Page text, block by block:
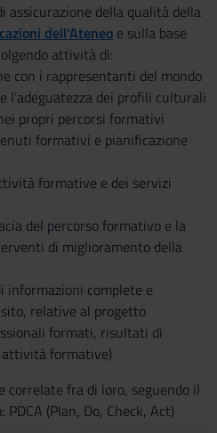
assicurazione della qualità della
dell'Ateneo e sulla base
attività di:
con i rappresentanti del mondo
l’adeguatezza dei profili culturali
propri percorsi formativi
formativi e pianificazione
formative e dei servizi
del percorso formativo e la
di miglioramento della
informazioni complete e
relative al progetto
formati, risultati di
formative)
correlate fra di loro, seguendo il
(Plan, Do, Check, Act)